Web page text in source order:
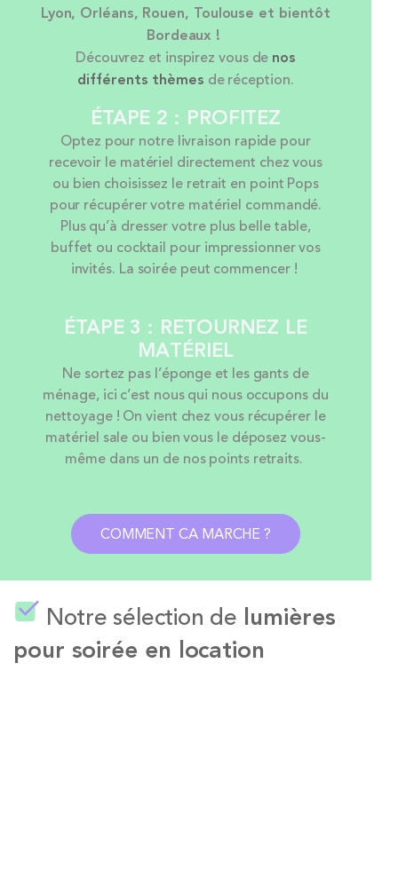
Lyon, Orléans, Rouen, Toulouse et bientôt
Bordeaux !
Découvrez et inspirez vous de nos
différents thèmes de réception.
ÉTAPE 2 : PROFITEZ
Optez pour notre livraison rapide pour
recevoir le matériel directement chez vous
ou bien choisissez le retrait en point Pops
pour récupérer votre matériel commandé.
Plus qu’à dresser votre plus belle table,
buffet ou cocktail pour impressionner vos
invités. La soirée peut commencer !
ÉTAPE 3 : RETOURNEZ LE
MATÉRIEL
Ne sortez pas l’éponge et les gants de
ménage, ici c’est nous qui nous occupons du
nettoyage ! On vient chez vous récupérer le
matériel sale ou bien vous le déposez vous-
même dans un de nos points retraits.
COMMENT CA MARCHE ?
Notre sélection de lumières
pour soirée en location